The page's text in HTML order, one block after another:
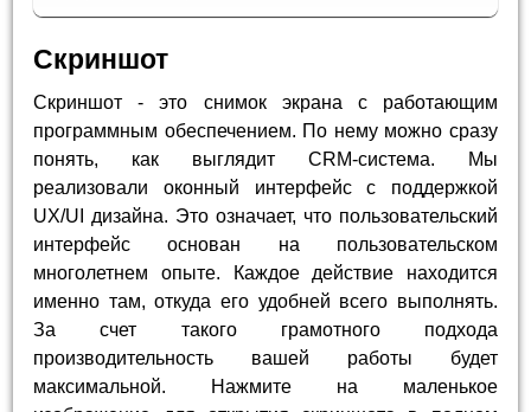
Скриншот
Скриншот - это снимок экрана с работающим
программным обеспечением. По нему можно сразу
понять, как выглядит CRM-система. Мы
реализовали оконный интерфейс с поддержкой
UX/UI дизайна. Это означает, что пользовательский
интерфейс основан на пользовательском
многолетнем опыте. Каждое действие находится
именно там, откуда его удобней всего выполнять.
За счет такого грамотного подхода
производительность вашей работы будет
максимальной. Нажмите на маленькое